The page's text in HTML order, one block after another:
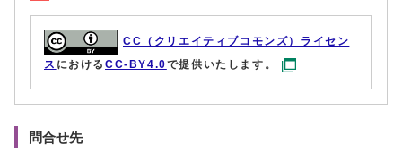
CC（クリエイティブコモンズ）ライセン
ス におけるCC-BY4.0で提供いたします。
問合せ先